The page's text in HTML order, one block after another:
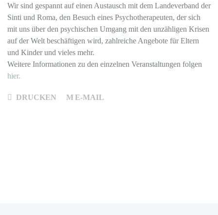
Wir sind gespannt auf einen Austausch mit dem Landeverband der
Sinti und Roma, den Besuch eines Psychotherapeuten, der sich
mit uns über den psychischen Umgang mit den unzähligen Krisen
auf der Welt beschäftigen wird, zahlreiche Angebote für Eltern
und Kinder und vieles mehr.
Weitere Informationen zu den einzelnen Veranstaltungen folgen
hier.
DRUCKEN E-MAIL